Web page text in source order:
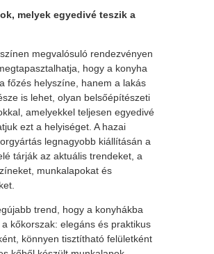
melyek egyedivé teszik a
megvalósuló rendezvényen
hogy a konyha
főzés helyszíne, hanem a lakás
is lehet, olyan belsőépítészeti
amelyekkel teljesen egyedivé
ezt a helyiséget. A hazai
legnagyobb kiállításán a
tárják az aktuális trendeket, a
munkalapokat és
trend, hogy a konyhákba
kőkorszak: elegáns és praktikus
könnyen tisztítható felületként